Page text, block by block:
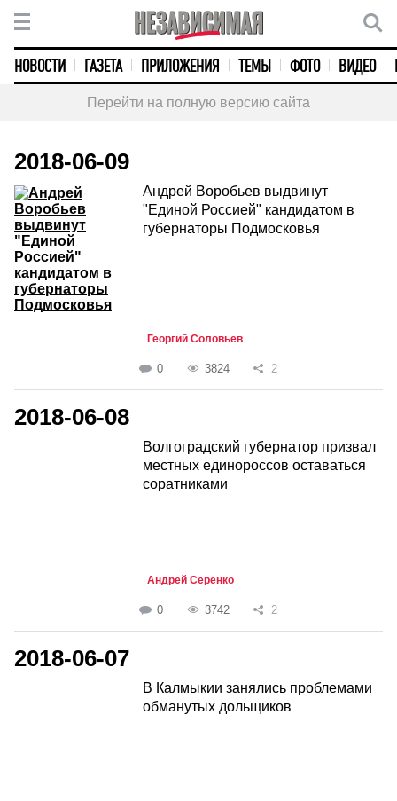
НОВОСТИ ГАЗЕТА ПРИЛОЖЕНИЯ ТЕМЫ ФОТО ВИДЕО
Перейти на полную версию сайта
2018-06-09
Андрей Воробьев выдвинут
"Единой Россией" кандидатом в
губернаторы Подмосковья
Георгий Соловьев
0 3824 2
2018-06-08
Волгоградский губернатор призвал
местных единороссов оставаться
соратниками
Андрей Серенко
0 3742 2
2018-06-07
В Калмыкии занялись проблемами
обманутых дольщиков